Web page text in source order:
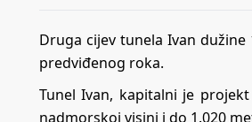
Druga cijev tunela Ivan
predviđenog roka.
Tunel Ivan, kapitalni je
nadmorskoj visini i do 1.020